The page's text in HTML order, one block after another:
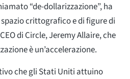
“de-dollarizzazione”, ha
crittografico e di figure di
di Circle, Jeremy Allaire, che
è un’accelerazione.
che gli Stati Uniti attuino